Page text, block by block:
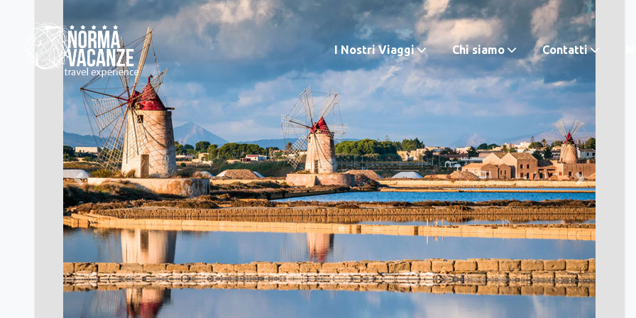
I Nostri Viaggi Chi siamo Contatti
Previous Next